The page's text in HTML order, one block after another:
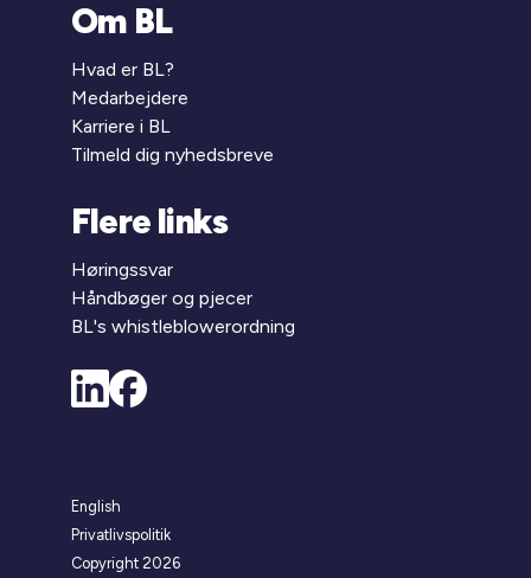
Om BL
Hvad er BL?
Medarbejdere
Karriere i BL
Tilmeld dig nyhedsbreve
Flere links
Høringssvar
Håndbøger og pjecer
BL's whistleblowerordning
English
Privatlivspolitik
Copyright 2026